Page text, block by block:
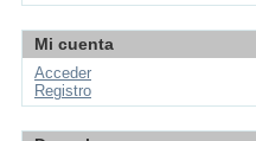
Mi cuenta
Acceder
Registro